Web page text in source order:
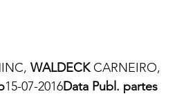
WALDECK CARNEIRO,
15-07-2016Data Publ. partes